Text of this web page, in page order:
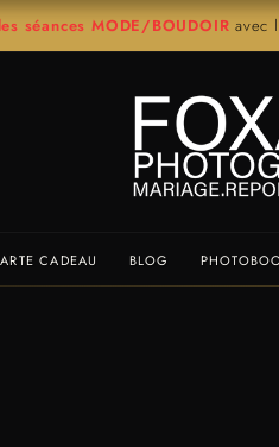
séances MODE/BOUDOIR avec
CADEAU BLOG